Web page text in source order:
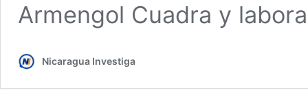
Armengol Cuadra y
Nicaragua Investiga